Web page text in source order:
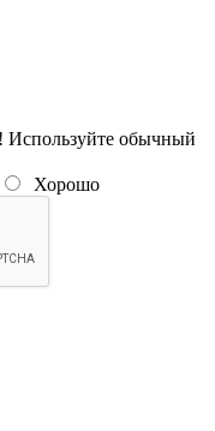
Используйте обычный
Хорошо